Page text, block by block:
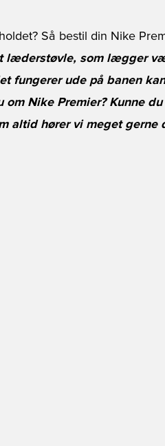
Så bestil din Nike
læderstøvle, som lægger
fungerer ude på banen
om Nike Premier? Kunne
altid hører vi meget gerne